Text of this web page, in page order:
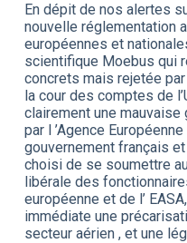
En dépit de nos alertes
nouvelle réglementation
européennes et
scientifique Moebus qui
concrets mais rejetée par
la cour des comptes de
clairement une
par l ’Agence
gouvernement français
choisi de se soumettre
libérale des
européenne et de l’
immédiate une
secteur aérien , et une